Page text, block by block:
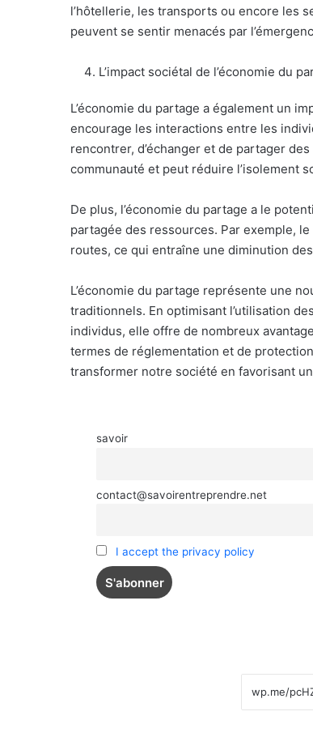
l’hôtellerie, les transports ou encore les
peuvent se sentir menacés par
L’impact sociétal de l’économie du
L’économie du partage a également un
encourage les interactions entre les
rencontrer, d’échanger et de partager
communauté et peut réduire l’isolement
De plus, l’économie du partage a le
partagée des ressources. Par exemple,
routes, ce qui entraîne une diminution
L’économie du partage représente une
traditionnels. En optimisant l’utilisation
individus, elle offre de nombreux
termes de réglementation et de
transformer notre société en favorisant
savoir
contact@savoirentreprendre.net
I accept the privacy policy